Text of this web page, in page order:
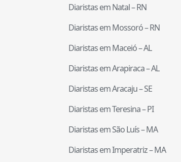
Diaristas emNatal–RN
Diaristas emMossoró–RN
Diaristas emMaceió–AL
Diaristas emArapiraca–AL
Diaristas emAracaju–SE
Diaristas emTeresina–PI
Diaristas emSão Luís–MA
Diaristas emImperatriz–MA